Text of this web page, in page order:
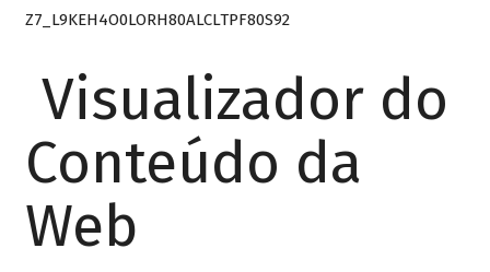
Z7_L9KEH4O0LORH80ALCLTPF80S92
Visualizador do
Conteúdo da
Web